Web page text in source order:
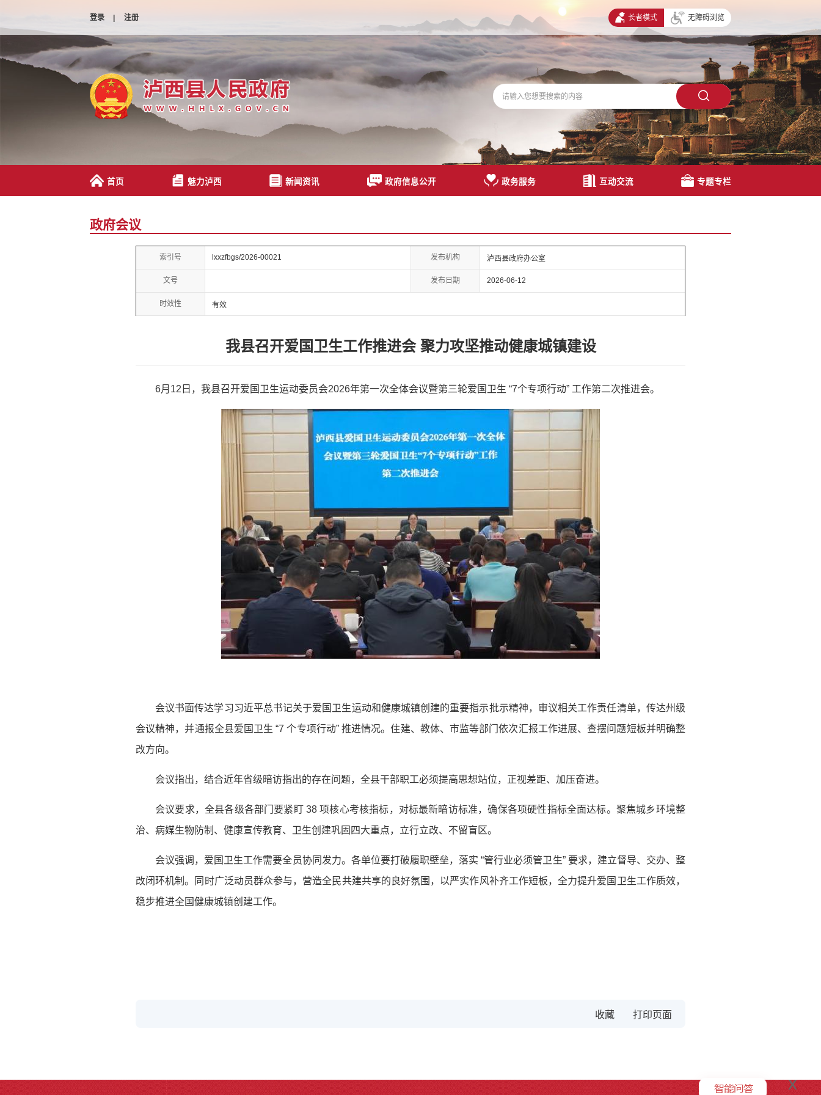
登录 | 注册 长者模式 无障碍浏览
首页 魅力泸西 新闻资讯 政府信息公开 政务服务 互动交流 专题专栏
政府会议
索引号 lxxzfbgs/2026-00021 发布机构 泸西县政府办公室
文号 发布日期 2026-06-12
时效性 有效
我县召开爱国卫生工作推进会 聚力攻坚推动健康城镇建设
6月12日，我县召开爱国卫生运动委员会2026年第一次全体会议暨第三轮爱国卫生 “7个专项行动” 工作第二次推进会。
会议书面传达学习习近平总书记关于爱国卫生运动和健康城镇创建的重要指示批示精神，审议相关工作责任清单，传达州级
会议精神，并通报全县爱国卫生 “7 个专项行动” 推进情况。住建、教体、市监等部门依次汇报工作进展、查摆问题短板并明确整
改方向。
会议指出，结合近年省级暗访指出的存在问题，全县干部职工必须提高思想站位，正视差距、加压奋进。
会议要求，全县各级各部门要紧盯 38 项核心考核指标，对标最新暗访标准，确保各项硬性指标全面达标。聚焦城乡环境整
治、病媒生物防制、健康宣传教育、卫生创建巩固四大重点，立行立改、不留盲区。
会议强调，爱国卫生工作需要全员协同发力。各单位要打破履职壁垒，落实 “管行业必须管卫生” 要求，建立督导、交办、整
改闭环机制。同时广泛动员群众参与，营造全民共建共享的良好氛围，以严实作风补齐工作短板，全力提升爱国卫生工作质效，
稳步推进全国健康城镇创建工作。
收藏
x